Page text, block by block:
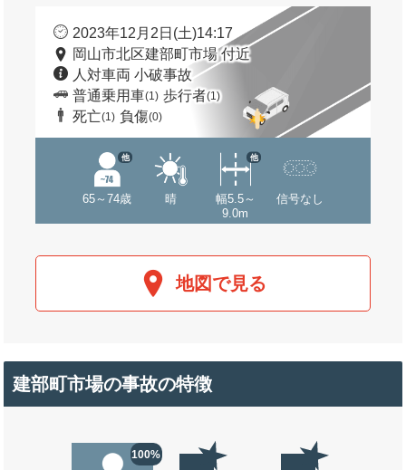
2023年12月2日(土)14:17
岡山市北区建部町市場 付近
人対車両 小破事故
普通乗用車(1) 歩行者(1)
死亡(1) 負傷(0)
65～74歳
他
晴
幅5.5～
9.0m
他
信号なし
地図で見る
建部町市場の事故の特徴
100%